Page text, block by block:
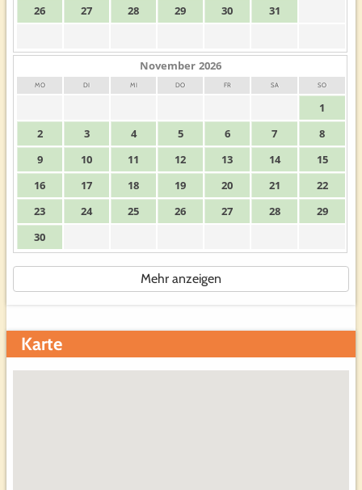
26
27 28 29 30 31
November 2026
MO DI MI DO FR SA SO
1
2
3 4 5 6 7
8
9
10 11 12 13 14
15
16
17 18 19 20 21
22
23
24 25 26 27 28
29
30
Mehr anzeigen
Karte